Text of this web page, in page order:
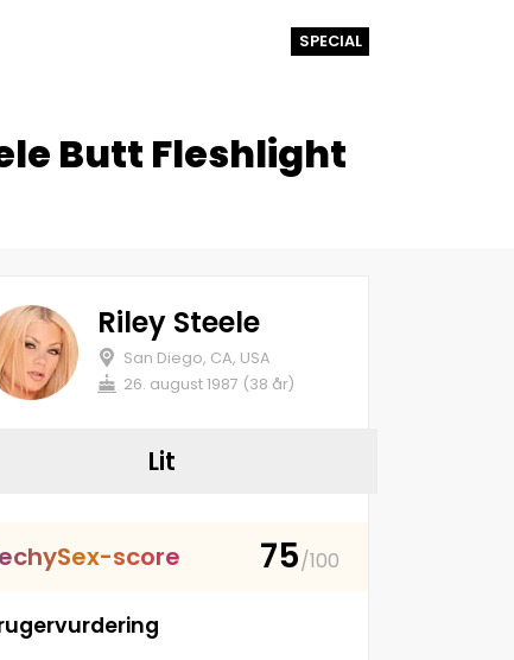
SPECIAL
Butt Fleshlight
Riley Steele
San Diego, CA, USA
26. august 1987 (38 år)
Lit
echySex-score 75/100